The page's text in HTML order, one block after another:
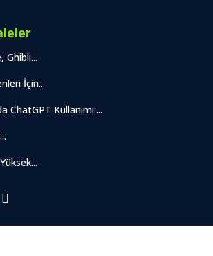
Ghibli...
İçin...
ChatGPT Kullanımı:...
Tüm Hakları Saklıdır.